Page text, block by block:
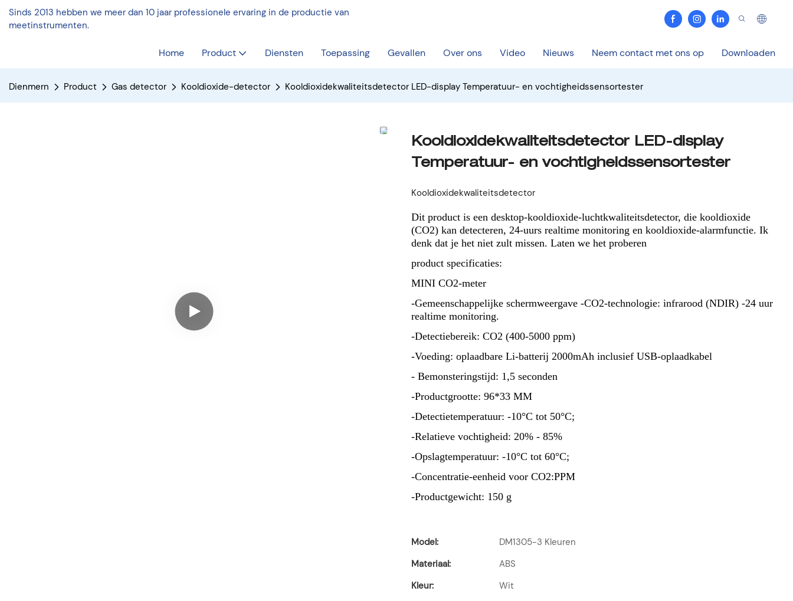
Sinds 2013 hebben we meer dan 10 jaar professionele ervaring in de productie van
meetinstrumenten.
Home Product Diensten Toepassing Gevallen Over ons Video Nieuws Neem contact met ons op Downloaden
Dienmern Product Gas detector Kooldioxide-detector Kooldioxidekwaliteitsdetector LED-display Temperatuur- en vochtigheidssensortester
Kooldioxidekwaliteitsdetector LED-display
Temperatuur- en vochtigheidssensortester
Kooldioxidekwaliteitsdetector
Dit product is een desktop-kooldioxide-luchtkwaliteitsdetector, die kooldioxide
(CO2) kan detecteren, 24-uurs realtime monitoring en kooldioxide-alarmfunctie. Ik
denk dat je het niet zult missen. Laten we het proberen
product specificaties:
MINI CO2-meter
-Gemeenschappelijke schermweergave -CO2-technologie: infrarood (NDIR) -24 uur
realtime monitoring.
-Detectiebereik: CO2 (400-5000 ppm)
-Voeding: oplaadbare Li-batterij 2000mAh inclusief USB-oplaadkabel
- Bemonsteringstijd: 1,5 seconden
-Productgrootte: 96*33 MM
-Detectietemperatuur: -10°C tot 50°C;
-Relatieve vochtigheid: 20% - 85%
-Opslagtemperatuur: -10°C tot 60°C;
-Concentratie-eenheid voor CO2:PPM
-Productgewicht: 150 g
Model:
DM1305-3 Kleuren
Materiaal:
ABS
Kleur:
Wit